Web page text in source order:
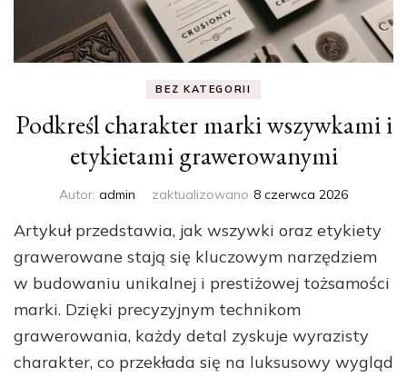
BEZ KATEGORII
Podkreśl charakter marki wszywkami i
etykietami grawerowanymi
Autor: admin zaktualizowano 8 czerwca 2026
Artykuł przedstawia, jak wszywki oraz etykiety
grawerowane stają się kluczowym narzędziem
w budowaniu unikalnej i prestiżowej tożsamości
marki. Dzięki precyzyjnym technikom
grawerowania, każdy detal zyskuje wyrazisty
charakter, co przekłada się na luksusowy wygląd